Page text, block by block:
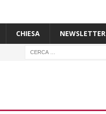
CHIESA NEWSLETTER